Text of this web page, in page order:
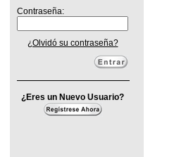
Contraseña:
¿Olvidó su contraseña?
¿Eres un Nuevo Usuario?